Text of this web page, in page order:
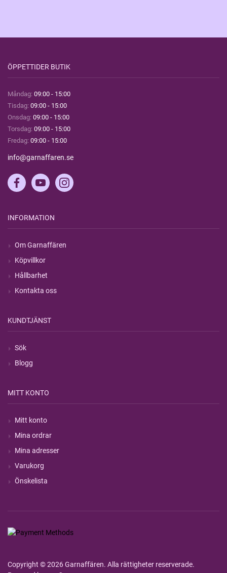
ÖPPETTIDER BUTIK
Måndag: 09:00 - 15:00
Tisdag: 09:00 - 15:00
Onsdag: 09:00 - 15:00
Torsdag: 09:00 - 15:00
Fredag: 09:00 - 15:00
info@garnaffaren.se
INFORMATION
Om Garnaffären
Köpvillkor
Hållbarhet
Kontakta oss
KUNDTJÄNST
Sök
Blogg
MITT KONTO
Mitt konto
Mina ordrar
Mina adresser
Varukorg
Önskelista
Copyright © 2026 Garnaffären. Alla rättigheter reserverade.